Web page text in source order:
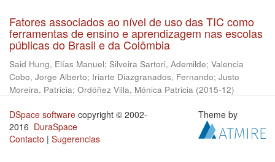
Fatores associados ao nível de uso das TIC como
ferramentas de ensino e aprendizagem nas escolas
públicas do Brasil e da Colômbia
Said Hung, Elías Manuel; Silveira Sartori, Ademilde; Valencia
Cobo, Jorge Alberto; Iriarte Diazgranados, Fernando; Justo
Moreira, Patricia; Ordóñez Villa, Mónica Patricia (2015-12)
DSpace software copyright © 2002-
2016 DuraSpace
Contacto | Sugerencias
Theme by